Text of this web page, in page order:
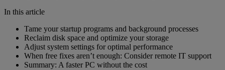
In this article
Tame your startup programs and background processes
Reclaim disk space and optimize your storage
Adjust system settings for optimal performance
When free fixes aren’t enough: Consider remote IT support
Summary: A faster PC without the cost